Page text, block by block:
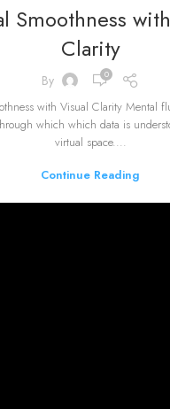
Smoothness
Clarity
By 0
with Visual Clarity Mental
which which data is
virtual space....
Continue Reading